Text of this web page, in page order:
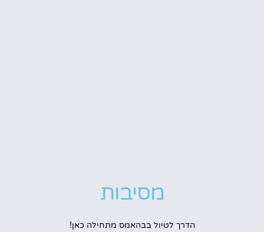
מסיבות
הדרך לטיול בבהאמס מתחילה כאן!